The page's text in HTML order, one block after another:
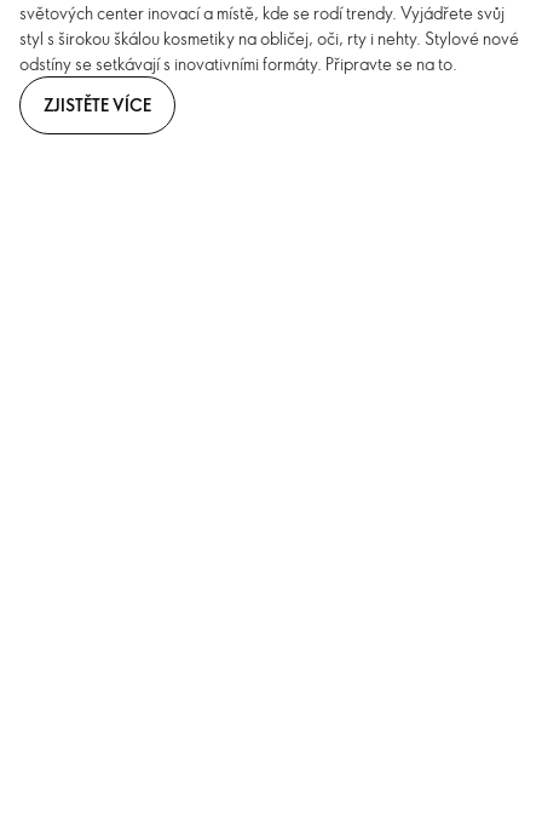
světových center inovací a místě, kde se rodí trendy. Vyjádřete svůj
styl s širokou škálou kosmetiky na obličej, oči, rty i nehty. Stylové nové
odstíny se setkávají s inovativními formáty. Připravte se na to.
ZJISTĚTE VÍCE